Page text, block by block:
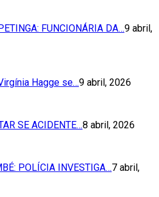
FUNCIONÁRIA DA…9 abril,
Hagge se…9 abril, 2026
SE ACIDENTE…8 abril, 2026
POLÍCIA INVESTIGA…7 abril,